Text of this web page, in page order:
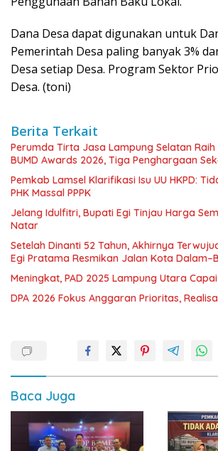
Dana Desa dapat digunakan untuk
Pemerintah Desa paling banyak 3%
Desa setiap Desa. Program Sektor
Desa. (toni)
Berita Terkait
Perumda Tirta Jasa Lampung Selatan Raih
BUMD Awards 2026, Tiga Penghargaan
Pemkab Lamsel Klarifikasi Isu UU HKPD:
PHK Massal PPPK
Jelang Idulfitri, Bupati Egi Tinjau Harga
Natar
Setelah Dinanti 52 Tahun, Akhirnya
Egi Pratama Resmikan Jalan Kota
Meningkat, PAD 2025 Lampung Utara Capai
DPA 2026 Fokus Anggaran Prioritas,
Baca Juga